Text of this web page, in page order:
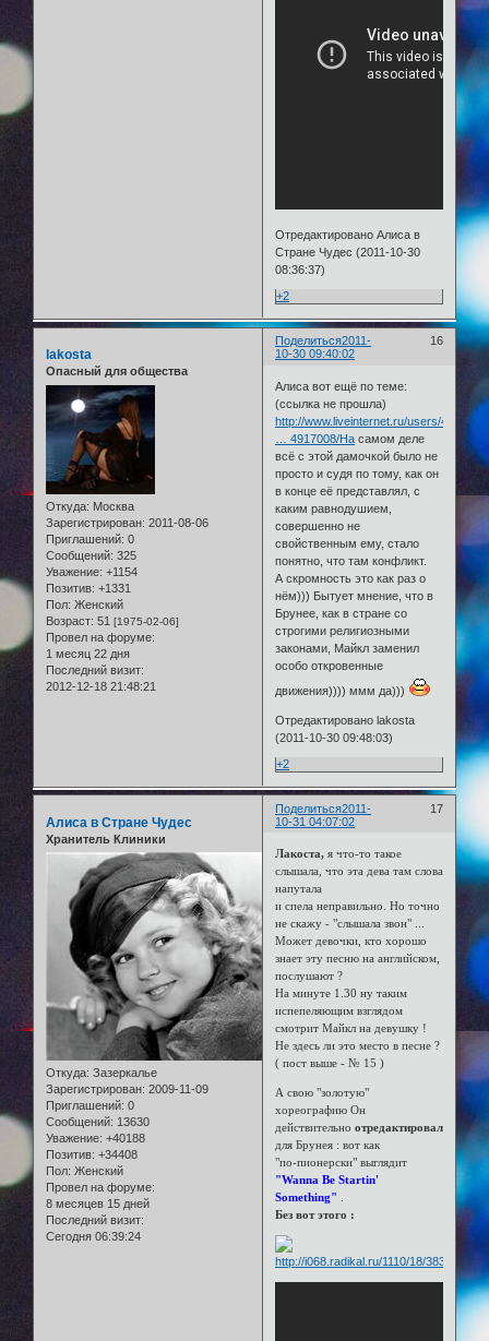
Отредактировано Алиса в
Стране Чудес (2011-10-30
08:36:37)
+2
Поделиться 16
2011-
10-30 09:40:02
lakosta
Опасный для общества
Откуда: Москва
Зарегистрирован: 2011-08-06
Приглашений: 0
Сообщений: 325
Уважение: +1154
Позитив: +1331
Пол: Женский
Возраст: 51 [1975-02-06]
Провел на форуме:
1 месяц 22 дня
Последний визит:
2012-12-18 21:48:21
Алиса вот ещё по теме:
(ссылка не прошла)
http://www.liveinternet.ru/users/435631
… 4917008/На самом деле
всё с этой дамочкой было не
просто и судя по тому, как он
в конце её представлял, с
каким равнодушием,
совершенно не
свойственным ему, стало
понятно, что там конфликт.
А скромность это как раз о
нём))) Бытует мнение, что в
Брунее, как в стране со
строгими религиозными
законами, Майкл заменил
особо откровенные
движения)))) ммм да)))
Отредактировано lakosta
(2011-10-30 09:48:03)
+2
Поделиться 17
2011-
10-31 04:07:02
Алиса в Стране Чудес
Хранитель Клиники
Откуда: Зазеркалье
Зарегистрирован: 2009-11-09
Приглашений: 0
Сообщений: 13630
Уважение: +40188
Позитив: +34408
Пол: Женский
Провел на форуме:
8 месяцев 15 дней
Последний визит:
Сегодня 06:39:24
Лакоста, я что-то такое
слышала, что эта дева там слова
напутала
и спела неправильно. Но точно
не скажу - "слышала звон" ...
Может девочки, кто хорошо
знает эту песню на английском,
послушают ?
На минуте 1.30 ну таким
испепеляющим взглядом
смотрит Майкл на девушку !
Не здесь ли это место в песне ?
( пост выше - № 15 )
А свою "золотую"
хореографию Он
действительно отредактировал
для Брунея : вот как
"по-пионерски" выглядит
"Wanna Be Startin'
Something"
Без вот этого :